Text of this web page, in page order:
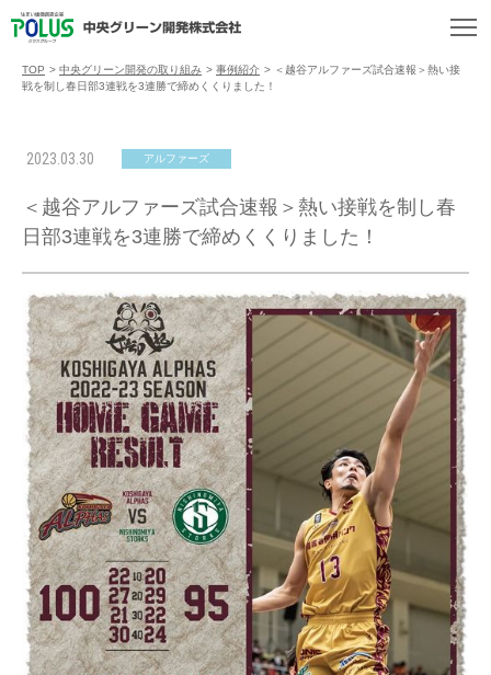
TOP > 中央グリーン開発の取り組み > 事例紹介 > ＜越谷アルファーズ試合速報＞熱い接
戦を制し春日部3連戦を3連勝で締めくくりました！
2023.03.30 アルファーズ
＜越谷アルファーズ試合速報＞熱い接戦を制し春
日部3連戦を3連勝で締めくくりました！